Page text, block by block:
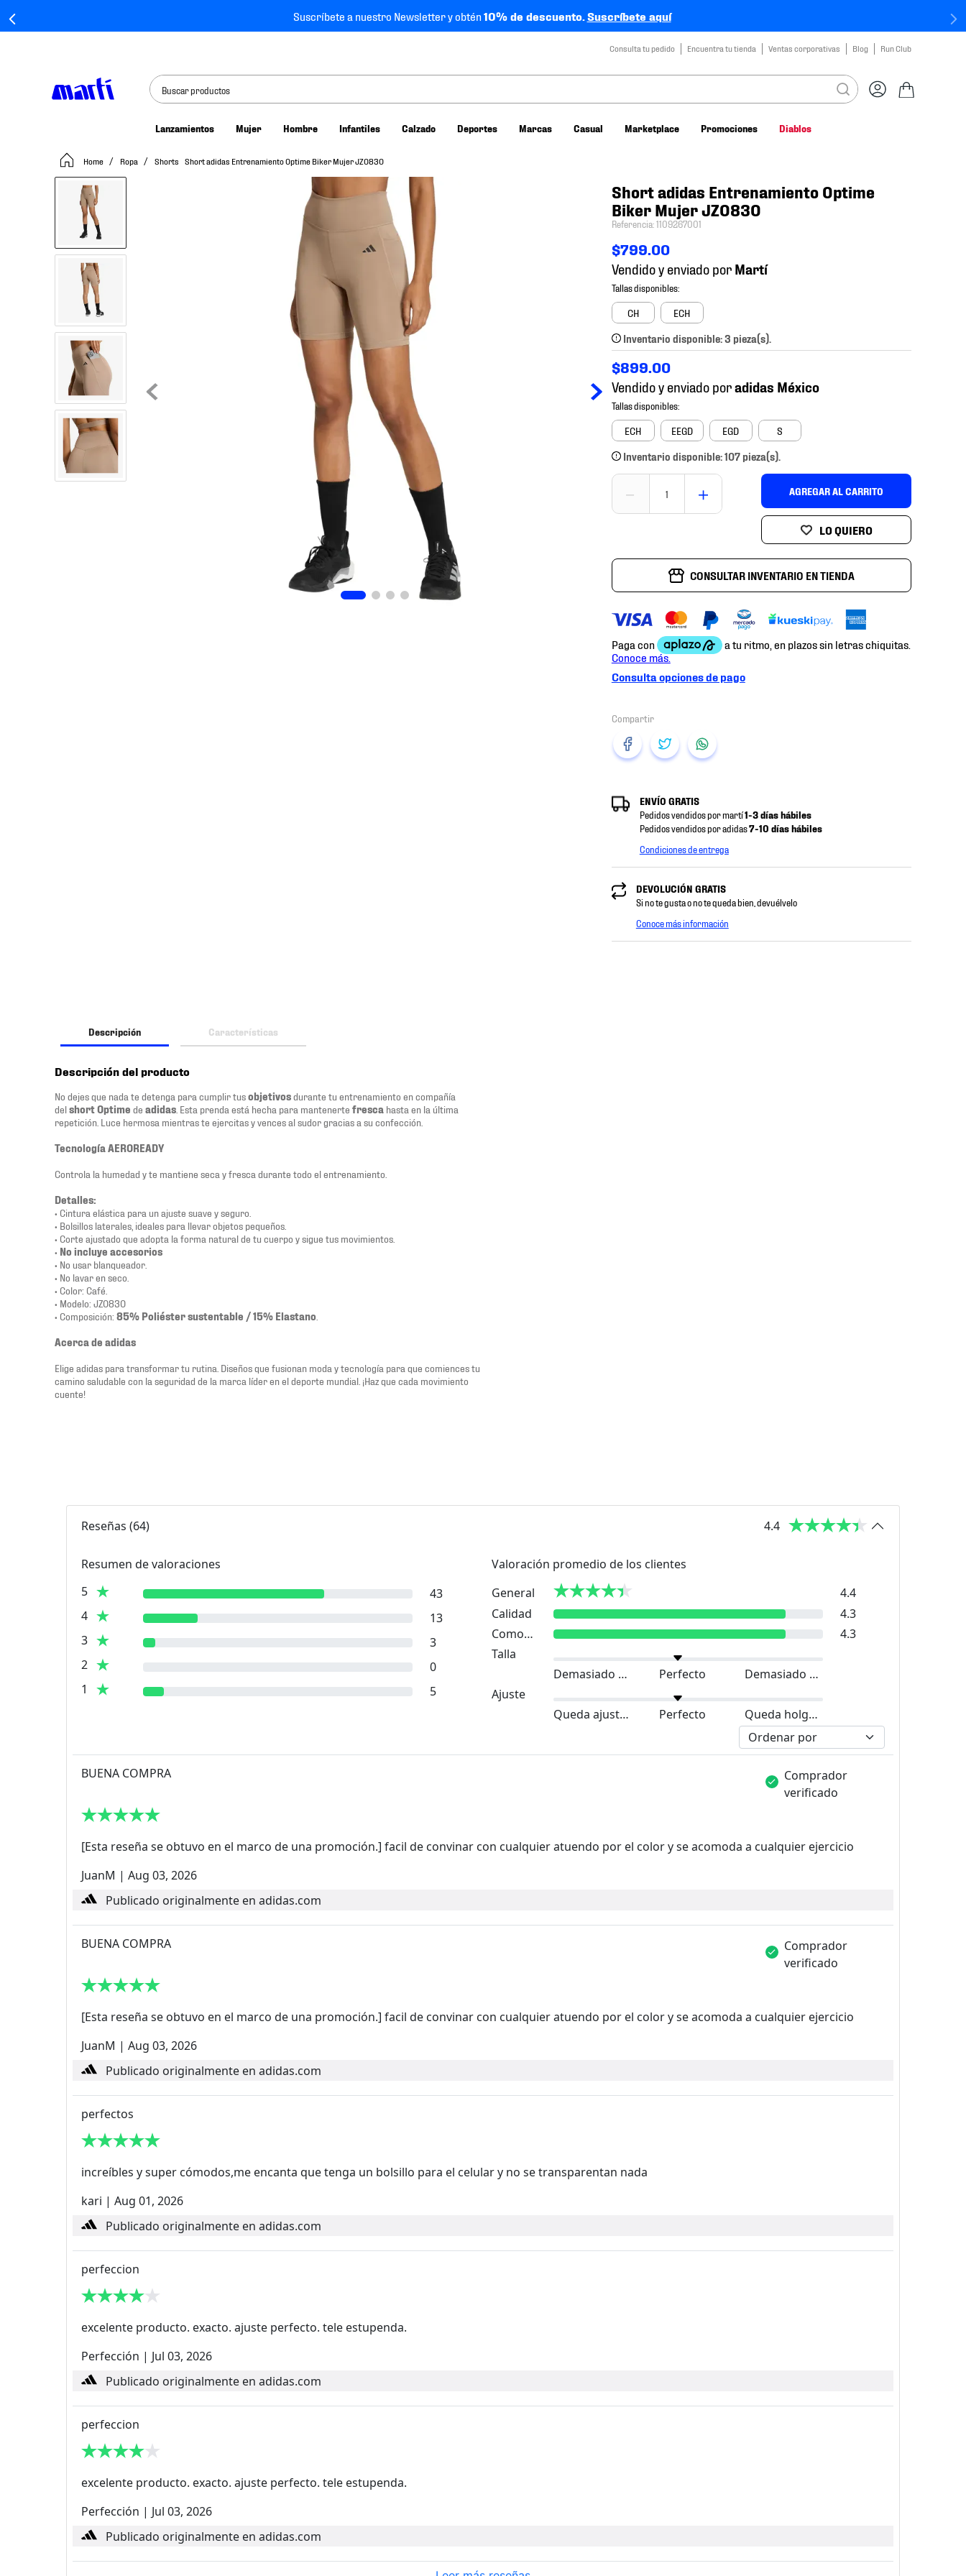
Suscríbete a nuestro Newsletter y obtén10% de descuento.Suscríbete aquí
Consulta tu pedido Encuentra tu tienda Ventas corporativas Blog Run Club
Buscar productos
Lanzamientos Mujer Hombre Infantiles Calzado Deportes Marcas Casual Marketplace Promociones Diablos
Ropa Shorts Short adidas Entrenamiento Optime Biker Mujer JZ0830
Short adidas Entrenamiento Optime
Biker Mujer JZ0830
Referencia:1109267001
$799.00
Vendido y enviado por
CH ECH
Inventario disponible: 3 pieza(s).
$899.00
Vendido y enviado por
ECH EEGD EGD S
Inventario disponible: 107 pieza(s).
＋
－ AGREGAR AL CARRITO
CONSULTAR INVENTARIO EN TIENDA
Consulta opciones de pago
ENVÍO GRATIS
Pedidos vendidos por martí1-3 días hábiles
Pedidos vendidos por adidas7-10 días hábiles
Condiciones de entrega
DEVOLUCIÓN GRATIS
Si no te gusta o no te queda bien, devuélvelo
Conoce más información
Descripción Características
Descripción del producto
No dejes que nada te detenga para cumplir tusobjetivosdurante tu entrenamiento en compañía
delshort Optime de adidas . Esta prenda está hecha para mantenerte fresca hasta en la última
repetición. Luce hermosa mientras te ejercitas y vences al sudor gracias a su confección.
Tecnología AEROREADY
Controla la humedad y te mantiene seca y fresca durante todo el entrenamiento.
Detalles:
• Cintura elástica para un ajuste suave y seguro.
• Bolsillos laterales, ideales para llevar objetos pequeños.
• Corte ajustado que adopta la forma natural de tu cuerpo y sigue tus movimientos.
• No incluye accesorios
• No usar blanqueador.
• No lavar en seco.
• Color: Café.
• Modelo: JZ0830
• Composición: 85% Poliéster sustentable / 15% Elastano
Acerca de adidas
Elige adidas para transformar tu rutina. Diseños que fusionan moda y tecnología para que comiences tu
camino saludable con la seguridad de la marca líder en el deporte mundial. ¡Haz que cada movimiento
cuente!
Reseñas (64) 4.4
Resumen de valoraciones
5
43
4
13
3
3
2
0
1
5
Valoración promedio de los clientes
General
4.4
Calidad
4.3
Comodidad
4.3
Talla
Demasiado pequeño
Perfecto
Demasiado grande
Ajuste
Queda ajustado
Perfecto Queda holgado
BUENA COMPRA
Comprador
verificado
[Esta reseña se obtuvo en el marco de una promoción.] facil de convinar con cualquier atuendo por el color y se acomoda a cualquier ejercicio
JuanM | Aug 03, 2026
Publicado originalmente en adidas.com
BUENA COMPRA
Comprador
verificado
[Esta reseña se obtuvo en el marco de una promoción.] facil de convinar con cualquier atuendo por el color y se acomoda a cualquier ejercicio
JuanM | Aug 03, 2026
Publicado originalmente en adidas.com
perfectos
increíbles y super cómodos,me encanta que tenga un bolsillo para el celular y no se transparentan nada
kari | Aug 01, 2026
Publicado originalmente en adidas.com
perfeccion
excelente producto. exacto. ajuste perfecto. tele estupenda.
Perfección | Jul 03, 2026
Publicado originalmente en adidas.com
perfeccion
excelente producto. exacto. ajuste perfecto. tele estupenda.
Perfección | Jul 03, 2026
Publicado originalmente en adidas.com
tenis mujer
tenis hombre
tenis futbol
tenis niño
tenis nike